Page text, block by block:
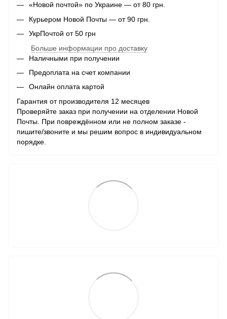
«Новой почтой» по Украине — от 80 грн.
Курьером Новой Почты — от 90 грн.
УкрПочтой от 50 грн
Больше информации про доставку
Наличными при получении
Предоплата на счет компании
Онлайн оплата картой
Гарантия от производителя 12 месяцев
Проверяйте заказ при получении на отделении Новой
Почты. При повреждённом или не полном заказе -
пишите/звоните и мы решим вопрос в индивидуальном
порядке.